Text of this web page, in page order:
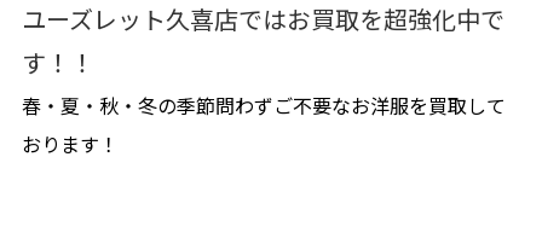
ユーズレット久喜店ではお買取を超強化中で
す！！
春・夏・秋・冬の季節問わずご不要なお洋服を買取して
おります！